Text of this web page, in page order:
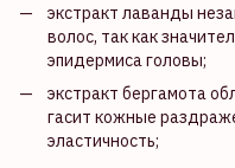
экстракт лаванды
волос, так как
эпидермиса головы;
экстракт бергамота
гасит кожные
эластичность;